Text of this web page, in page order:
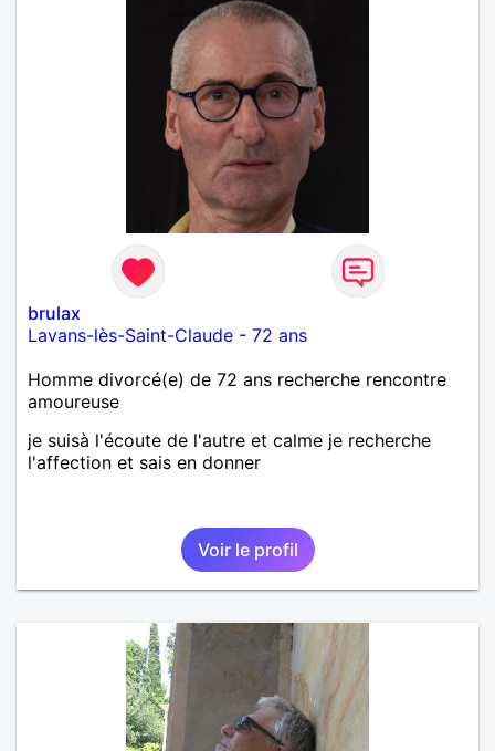
brulax
Lavans-lès-Saint-Claude - 72 ans
Homme divorcé(e) de 72 ans recherche rencontre
amoureuse
je suisà l'écoute de l'autre et calme je recherche
l'affection et sais en donner
Voir le profil